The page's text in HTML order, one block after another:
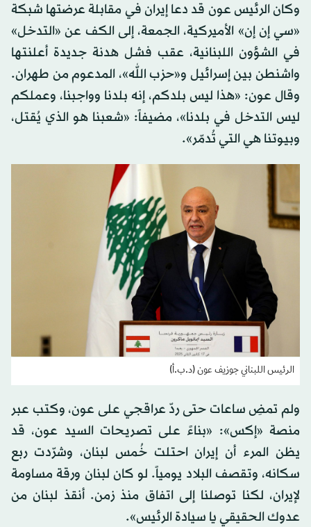
وكان الرئيس عون قد دعا إيران في مقابلة عرضتها شبكة
«سي إن إن» الأميركية، الجمعة، إلى الكف عن «التدخل»
في الشؤون اللبنانية، عقب فشل هدنة جديدة أعلنتها
واشنطن بين إسرائيل و«حزب الله»، المدعوم من طهران.
وقال عون: «هذا ليس بلدكم، إنه بلدنا وواجبنا، وعملكم
ليس التدخل في بلدنا»، مضيفاً: «شعبنا هو الذي يُقتل،
وبيوتنا هي التي تُدمّر».
الرئيس اللبناني جوزيف عون (د.ب.أ)
ولم تمضِ ساعات حتى ردّ عراقجي على عون، وكتب عبر
منصة «إكس»: «بناءً على تصريحات السيد عون، قد
يظن المرء أن إيران احتلت خُمس لبنان، وشرّدت ربع
سكانه، وتقصف البلاد يومياً. لو كان لبنان ورقة مساومة
لإيران، لكنا توصلنا إلى اتفاق منذ زمن. أنقذ لبنان من
عدوك الحقيقي يا سيادة الرئيس».